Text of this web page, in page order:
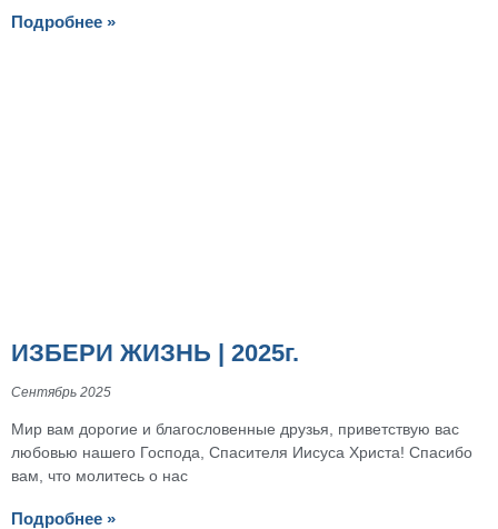
Подробнее »
ИЗБЕРИ ЖИЗНЬ | 2025г.
Сентябрь 2025
Мир вам дорогие и благословенные друзья, приветствую вас
любовью нашего Господа, Спасителя Иисуса Христа! Спасибо
вам, что молитесь о нас
Подробнее »